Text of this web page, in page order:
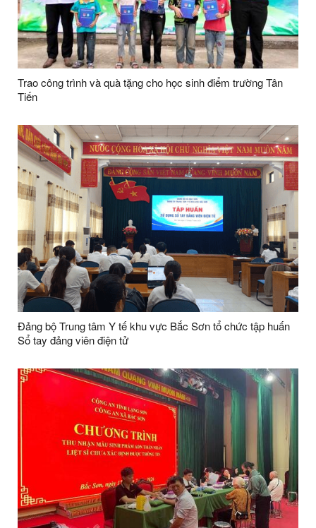
Trao công trình và quà tặng cho học sinh điểm trường Tân
Tiến
Đảng bộ Trung tâm Y tế khu vực Bắc Sơn tổ chức tập huấn
Sổ tay đảng viên điện tử